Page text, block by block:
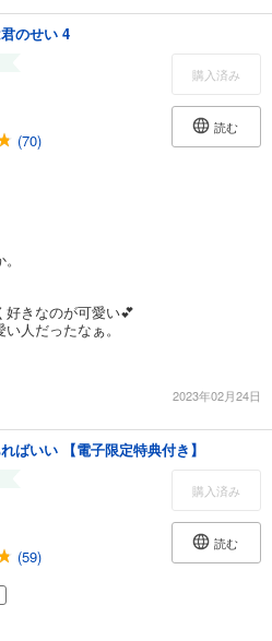
のせい 4
(70)
購入済み
読む
好きなのが可愛い💕
人だったなぁ。
2023年02月24日
ばいい 【電子限定特典付き】
(59)
購入済み
読む